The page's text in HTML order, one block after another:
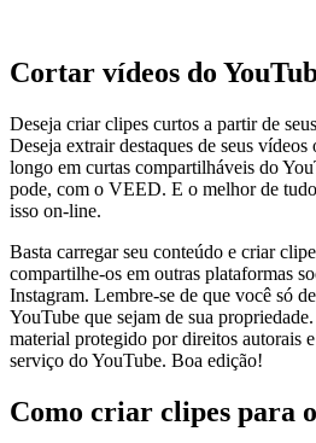
Cortar vídeos do
Deseja criar clipes curtos a partir de
Deseja extrair destaques de seus
longo em curtas compartilháveis do
pode, com o VEED. E o melhor de
isso on-line.
Basta carregar seu conteúdo e criar
compartilhe-os em outras plataformas
Instagram. Lembre-se de que você só
YouTube que sejam de sua
material protegido por direitos autorais
serviço do YouTube. Boa edição!
Como criar clipes para